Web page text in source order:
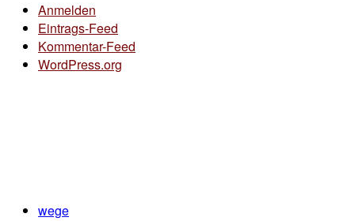
Anmelden
Eintrags-Feed
Kommentar-Feed
WordPress.org
wege